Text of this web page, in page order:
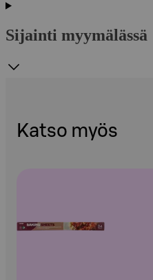
Sijainti myymälässä
Katso myös